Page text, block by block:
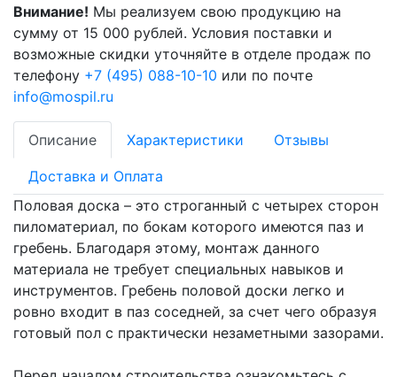
Внимание! Мы реализуем свою продукцию на
сумму от 15 000 рублей. Условия поставки и
возможные скидки уточняйте в отделе продаж по
телефону +7 (495) 088-10-10 или по почте
info@mospil.ru
Описание Характеристики Отзывы
Доставка и Оплата
Половая доска – это строганный с четырех сторон
пиломатериал, по бокам которого имеются паз и
гребень. Благодаря этому, монтаж данного
материала не требует специальных навыков и
инструментов. Гребень половой доски легко и
ровно входит в паз соседней, за счет чего образуя
готовый пол с практически незаметными зазорами.